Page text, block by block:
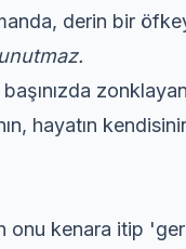
derin bir
hayatın
onu kenara itip